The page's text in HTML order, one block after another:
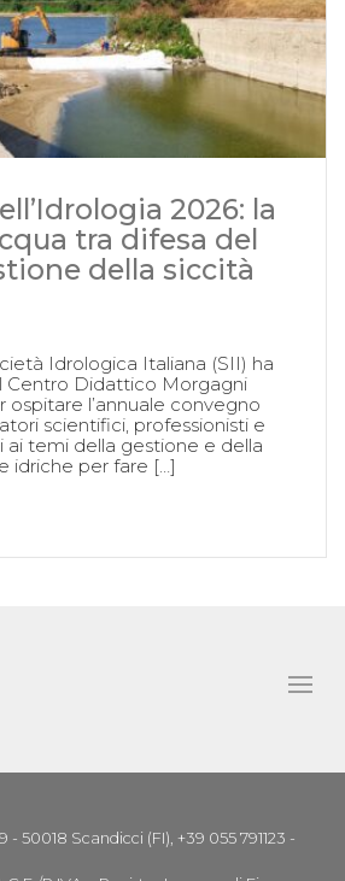
2026: la
tra difesa del
della siccità
Idrologica Italiana (SII) ha
Centro Didattico Morgagni
ospitare l’annuale convegno
scientifici, professionisti e
ai temi della gestione e della
idriche per fare […]
- 50018 Scandicci (FI), +39 055 791123 -